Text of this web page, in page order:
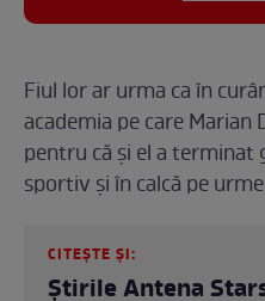
Fiul lor ar urma ca în
academia pe care Marian
pentru că și el a terminat
sportiv și în calcă pe
CITEȘTE ȘI:
Știrile Antena